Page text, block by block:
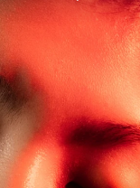
新品
FAQ™ Pure
BREAKING
语言
English
Français